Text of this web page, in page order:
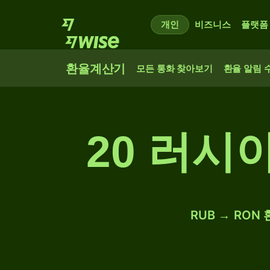
개인 비즈니스 플랫폼
환율계산기 모든 통화 찾아보기 환율 알림
20 러시
RUB → RON